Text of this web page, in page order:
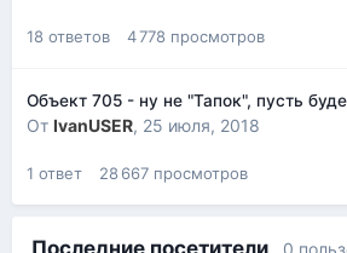
18 ответов 4 778 просмотров
Объект 705 - ну не "Тапок", пусть
От IvanUSER, 25 июля, 2018
1 ответ 28 667 просмотров
Последние посетители 0